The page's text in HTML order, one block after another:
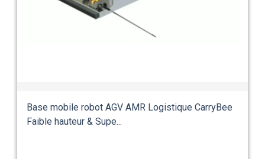
Base mobile robot AGV AMR Logistique CarryBee
Faible hauteur & Supe...